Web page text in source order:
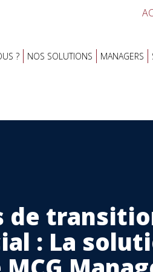
? NOS SOLUTIONS MANAGERS
de
: La